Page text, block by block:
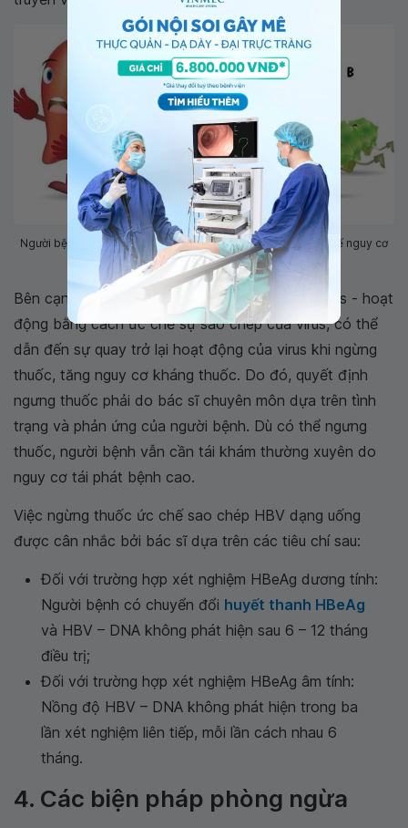
Người bệnh viêm gan B mạn tính uống thuốc cả đời để hạn chế nguy cơ
tái phát bệnh.
Bên cạnh đó, việc điều trị bằng thuốc kháng virus - hoạt
động bằng cách ức chế sự sao chép của virus, có thể
dẫn đến sự quay trở lại hoạt động của virus khi ngừng
thuốc, tăng nguy cơ kháng thuốc. Do đó, quyết định
ngưng thuốc phải do bác sĩ chuyên môn dựa trên tình
trạng và phản ứng của người bệnh. Dù có thể ngưng
thuốc, người bệnh vẫn cần tái khám thường xuyên do
nguy cơ tái phát bệnh cao.
Việc ngừng thuốc ức chế sao chép HBV dạng uống
được cân nhắc bởi bác sĩ dựa trên các tiêu chí sau:
Đối với trường hợp xét nghiệm HBeAg dương tính:
Người bệnh có chuyển đổi huyết thanh HBeAg
và HBV – DNA không phát hiện sau 6 – 12 tháng
điều trị;
Đối với trường hợp xét nghiệm HBeAg âm tính:
Nồng độ HBV – DNA không phát hiện trong ba
lần xét nghiệm liên tiếp, mỗi lần cách nhau 6
tháng.
4. Các biện pháp phòng ngừa